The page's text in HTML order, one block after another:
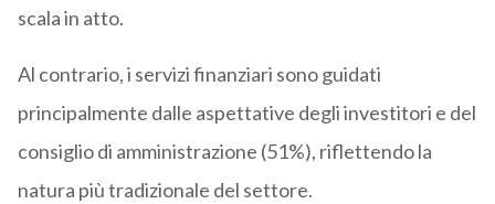
scala in atto.
Al contrario, i servizi finanziari sono guidati
principalmente dalle aspettative degli investitori e del
consiglio di amministrazione (51%), riflettendo la
natura più tradizionale del settore.